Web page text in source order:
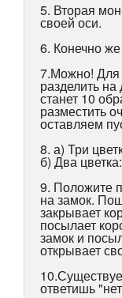
5. Вторая
своей оси.
6. Конечно
7.Можно! Для
разделить на
станет 10
разместить
оставляем
8. а) Три
б) Два
9. Положите
на замок.
закрывает
посылает
замок и
открывает
ответишь